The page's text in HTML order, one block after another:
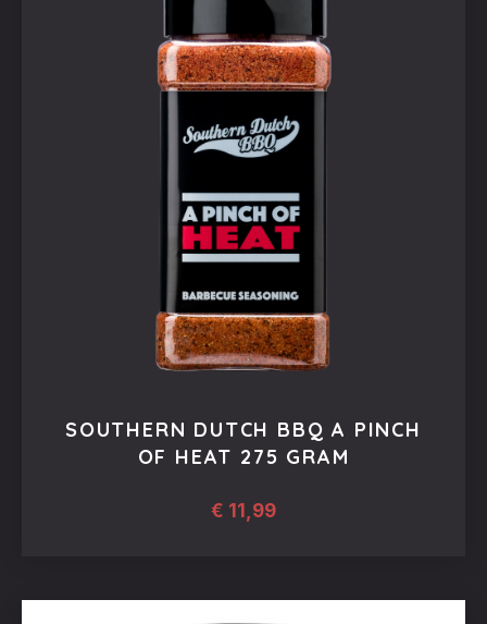
SOUTHERN DUTCH BBQ A PINCH
OF HEAT 275 GRAM
€ 11,99